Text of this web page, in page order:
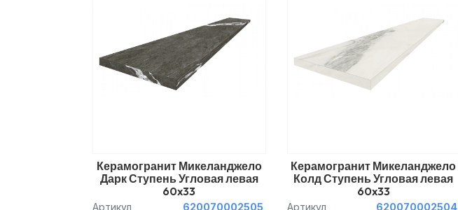
Керамогранит Микеланджело
Дарк Ступень Угловая левая
60x33
Артикул 620070002505
Керамогранит Микеланджело
Колд Ступень Угловая левая
60x33
Артикул 620070002504